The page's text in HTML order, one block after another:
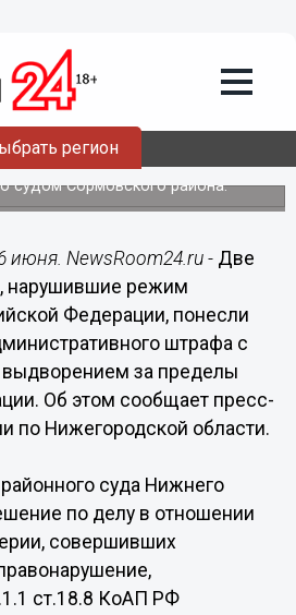
регион
Нигерии, нарушивших
в России,
Новгорода на
судом Сормовского района.
июня. NewsRoom24.ru - Две
нарушившие режим
Федерации, понесли
штрафа с
за пределы
Об этом сообщает пресс-
по Нижегородской области.
суда Нижнего
по делу в отношении
совершивших
ст.18.8 КоАП РФ